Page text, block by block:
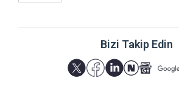
Bizi Takip Edin